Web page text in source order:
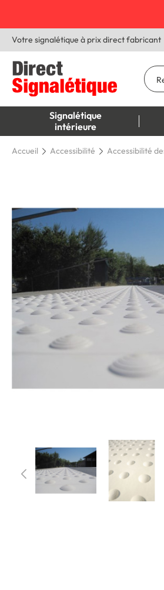
Votre signalétique à prix direct fabricant
Signalétique
intérieure
Accueil Accessibilité Accessibilité